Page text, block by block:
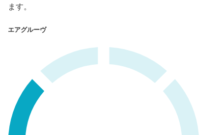
ます。
エアグルーヴ